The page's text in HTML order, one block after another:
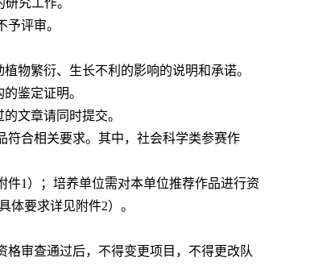
评审。
物繁衍、生长不利的影响的说明和承诺。
鉴定证明。
文章请同时提交。
符合相关要求。其中，社会科学类参赛作
1）；培养单位需对本单位推荐作品进行资
体要求详见附件2）。
审查通过后，不得变更项目，不得更改队